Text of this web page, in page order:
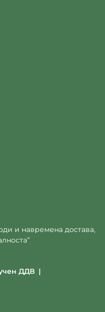
и навремена достава,
ДДВ |